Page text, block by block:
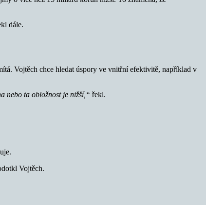
dále.
Vojtěch chce hledat úspory ve vnitřní efektivitě, například v
nebo ta obložnost je nižší,“ řekl.
Vojtěch.